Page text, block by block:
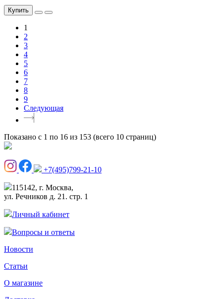
Купить
1
2
3
4
5
6
7
8
9
Следующая
Показано с 1 по 16 из 153 (всего 10 страниц)
+7(495)799-21-10
115142, г. Москва,
ул. Речников д. 21. стр. 1
Личный кабинет
Вопросы и ответы
Новости
Статьи
О магазине